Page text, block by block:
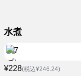
水煮
¥228(税込¥246.24)